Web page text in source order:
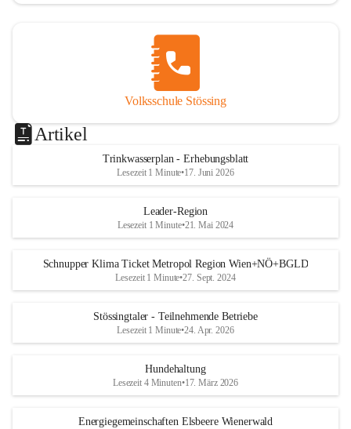
Volksschule Stössing
Artikel
Trinkwasserplan - Erhebungsblatt
Lesezeit 1 Minute•17. Juni 2026
Leader-Region
Lesezeit 1 Minute•21. Mai 2024
Schnupper Klima Ticket Metropol Region Wien+NÖ+BGLD
Lesezeit 1 Minute•27. Sept. 2024
Stössingtaler - Teilnehmende Betriebe
Lesezeit 1 Minute•24. Apr. 2026
Hundehaltung
Lesezeit 4 Minuten•17. März 2026
Energiegemeinschaften Elsbeere Wienerwald